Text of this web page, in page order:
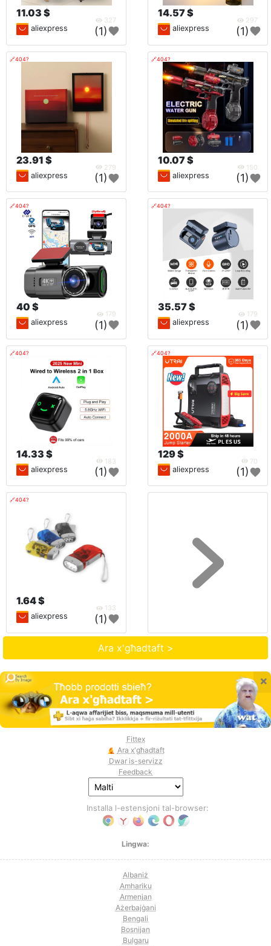
11.03 $
327
aliexpress (1)
14.57 $
297
aliexpress (1)
🔗404?
23.91 $
279
aliexpress (1)
🔗404?
10.07 $
150
aliexpress (1)
🔗404?
40 $
179
aliexpress (1)
🔗404?
35.57 $
179
aliexpress (1)
🔗404?
14.33 $
183
aliexpress (1)
🔗404?
129 $
70
aliexpress (1)
🔗404?
1.64 $
133
aliexpress (1)
Ara x'għadtaft >
×
Fittex
Ara x'għadtaft
Dwar is-servizz
Feedback
Installa l-estensjoni tal-browser:
Lingwa:
Albaniż
Amhariku
Armenjan
Ażerbajġani
Bengali
Bosnijan
Bulgaru